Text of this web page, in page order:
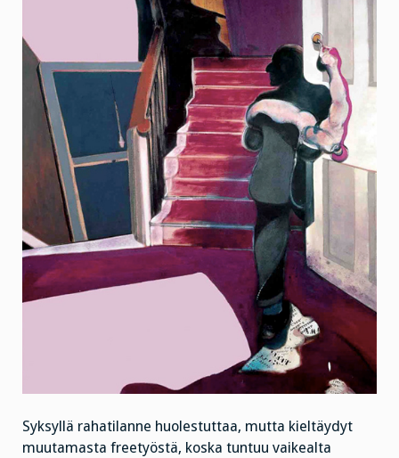
Syksyllä rahatilanne huolestuttaa, mutta kieltäydyt
muutamasta freetyöstä, koska tuntuu vaikealta